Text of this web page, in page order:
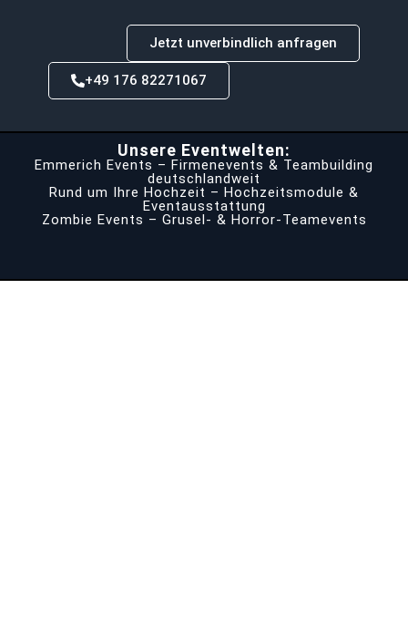
Jetzt unverbindlich anfragen
+49 176 82271067
Unsere Eventwelten:
Emmerich Events – Firmenevents & Teambuilding
deutschlandweit
Rund um Ihre Hochzeit – Hochzeitsmodule &
Eventausstattung
Zombie Events – Grusel- & Horror-Teamevents